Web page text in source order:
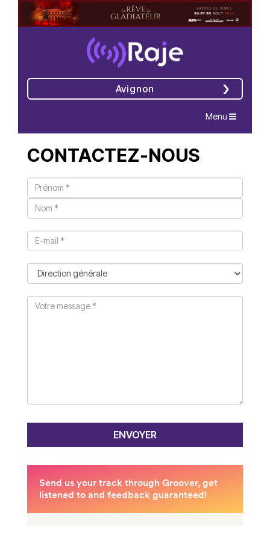
Avignon
Navigation
Menu
CONTACTEZ-NOUS
ENVOYER